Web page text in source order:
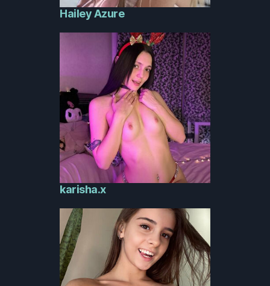
Hailey Azure
karisha.x